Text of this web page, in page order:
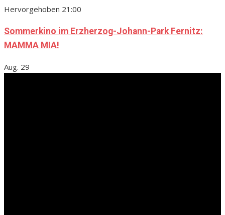
Hervorgehoben 21:00
Sommerkino im Erzherzog-Johann-Park Fernitz:
MAMMA MIA!
Aug. 29